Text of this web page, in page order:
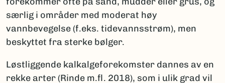
særlig i områder med moderat høy
vannbevegelse (f.eks. tidevannsstrøm), men
beskyttet fra sterke bølger.
Løstliggende kalkalgeforekomster dannes av en
rekke arter (Rinde m.fl. 2018), som i ulik grad vil